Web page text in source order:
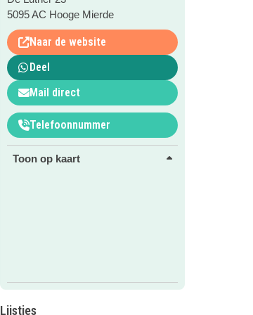
5095 AC Hooge Mierde
Naar de website
Deel
Mail direct
Telefoonnummer
Toon op kaart
Lijstjes